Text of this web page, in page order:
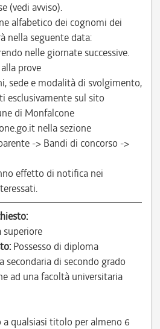
(vedi avviso).
alfabetico dei cognomi dei
nella seguente data:
nelle giornate successive.
prove
sede e modalità di svolgimento,
esclusivamente sul sito
di Monfalcone
nella sezione
-> Bandi di concorso ->
effetto di notifica nei
superiore
Possesso di diploma
secondaria di secondo grado
ad una facoltà universitaria
a qualsiasi titolo per almeno 6